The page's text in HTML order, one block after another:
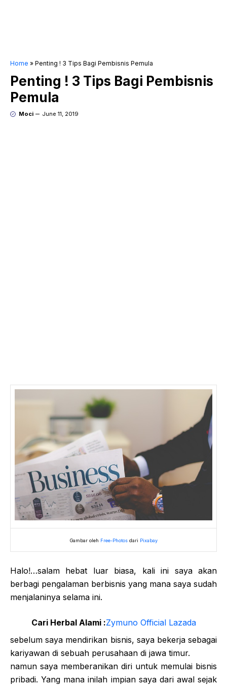
Home » Penting ! 3 Tips Bagi Pembisnis Pemula
Penting ! 3 Tips Bagi Pembisnis
Pemula
Moci June 11, 2019
Gambar oleh Free-Photosdari Pixabay
Halo!…salam hebat luar biasa, kali ini saya akan
berbagi pengalaman berbisnis yang mana saya sudah
menjalaninya selama ini.
Cari Herbal Alami :Zymuno Official Lazada
sebelum saya mendirikan bisnis, saya bekerja sebagai
kariyawan di sebuah perusahaan di jawa timur.
namun saya memberanikan diri untuk memulai bisnis
pribadi. Yang mana inilah impian saya dari awal sejak